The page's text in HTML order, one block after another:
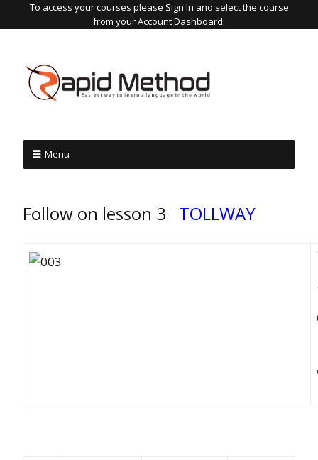
To access your courses please Sign In and select the course
from your Account Dashboard.
Menu
Follow on lesson 3 TOLLWAY